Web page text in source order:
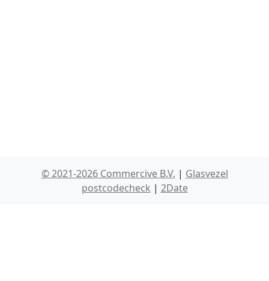
© 2021-2026 Commercive B.V. | Glasvezel
postcodecheck | 2Date